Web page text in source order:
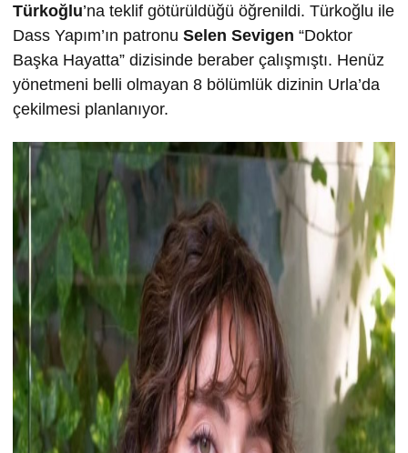
Türkoğlu’na teklif götürüldüğü öğrenildi. Türkoğlu ile
Dass Yapım’ın patronu Selen Sevigen “Doktor
Başka Hayatta” dizisinde beraber çalışmıştı. Henüz
yönetmeni belli olmayan 8 bölümlük dizinin Urla’da
çekilmesi planlanıyor.